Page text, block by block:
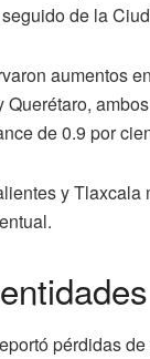
de la
aumentos
Querétaro,
de 0.9 por
y
pérdidas